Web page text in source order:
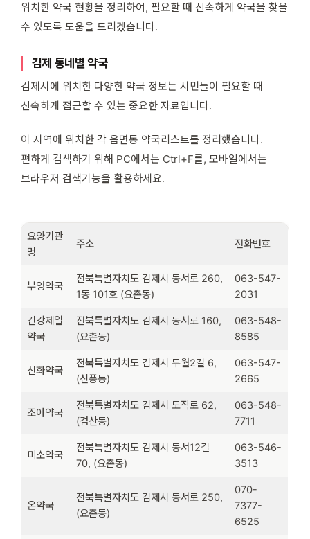
위치한 약국 현황을 정리하여, 필요할 때 신속하게 약국을 찾을
수 있도록 도움을 드리겠습니다.
김제 동네별 약국
김제시에 위치한 다양한 약국 정보는 시민들이 필요할 때
신속하게 접근할 수 있는 중요한 자료입니다.
이 지역에 위치한 각 읍면동 약국리스트를 정리했습니다.
편하게 검색하기 위해 PC에서는 Ctrl+F를, 모바일에서는
브라우저 검색기능을 활용하세요.
요양기관
명
주소 전화번호
부영약국
전북특별자치도 김제시 동서로 260,
1동 101호 (요촌동)
063-547-
2031
건강제일
약국
전북특별자치도 김제시 동서로 160,
(요촌동)
063-548-
8585
신화약국
전북특별자치도 김제시 두월2길 6,
(신풍동)
063-547-
2665
조아약국
전북특별자치도 김제시 도작로 62,
(검산동)
063-548-
7711
미소약국
전북특별자치도 김제시 동서12길
70, (요촌동)
063-546-
3513
온약국
전북특별자치도 김제시 동서로 250,
(요촌동)
070-
7377-
6525